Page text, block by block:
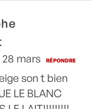
28 mars RÉPONDRE
son t bien
LE BLANC